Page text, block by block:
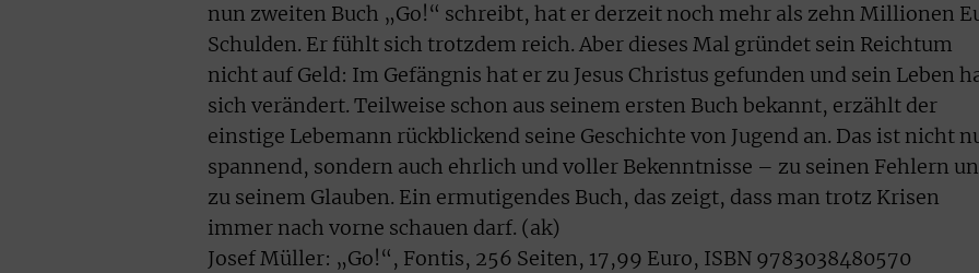
nun zweiten Buch „Go!“ schreibt, hat er derzeit noch mehr als zehn Millionen
Schulden. Er fühlt sich trotzdem reich. Aber dieses Mal gründet sein Reichtum
nicht auf Geld: Im Gefängnis hat er zu Jesus Christus gefunden und sein Leben
sich verändert. Teilweise schon aus seinem ersten Buch bekannt, erzählt der
einstige Lebemann rückblickend seine Geschichte von Jugend an. Das ist nicht
spannend, sondern auch ehrlich und voller Bekenntnisse – zu seinen Fehlern
zu seinem Glauben. Ein ermutigendes Buch, das zeigt, dass man trotz Krisen
immer nach vorne schauen darf. (ak)
Josef Müller: „Go!“, Fontis, 256 Seiten, 17,99 Euro, ISBN 9783038480570